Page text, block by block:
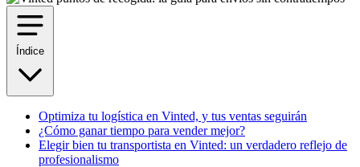
Índice
Optimiza tu logística en Vinted, y tus ventas seguirán
¿Cómo ganar tiempo para vender mejor?
Elegir bien tu transportista en Vinted: un verdadero reflejo de
profesionalismo